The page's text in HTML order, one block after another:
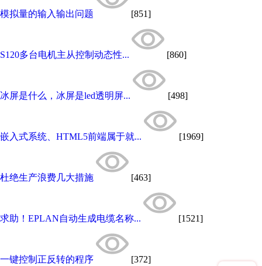
模拟量的输入输出问题 [851]
S120多台电机主从控制动态性... [860]
冰屏是什么，冰屏是led透明屏... [498]
嵌入式系统、HTML5前端属于就... [1969]
杜绝生产浪费几大措施 [463]
求助！EPLAN自动生成电缆名称... [1521]
一键控制正反转的程序 [372]